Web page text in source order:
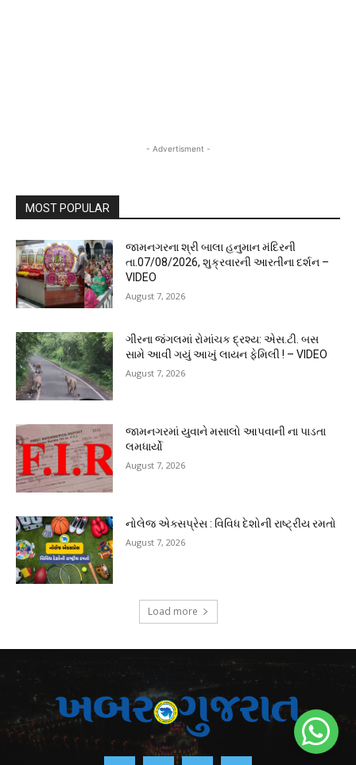
- Advertisment -
MOST POPULAR
જામનગરના શ્રી બાલા હનુમાન મંદિરની
તા.07/08/2026, શુક્રવારની આરતીના દર્શન –
VIDEO
August 7, 2026
ગીરના જંગલમાં રોમાંચક દ્રશ્ય: એસ.ટી. બસ
સામે આવી ગયું આખું લાયન ફેમિલી ! – VIDEO
August 7, 2026
જામનગરમાં યુવાને મસાલો આપવાની ના પાડતા
લમધાર્યો
August 7, 2026
નોલેજ એક્સપ્રેસ : વિવિધ દેશોની રાષ્ટ્રીય રમતો
August 7, 2026
Load more